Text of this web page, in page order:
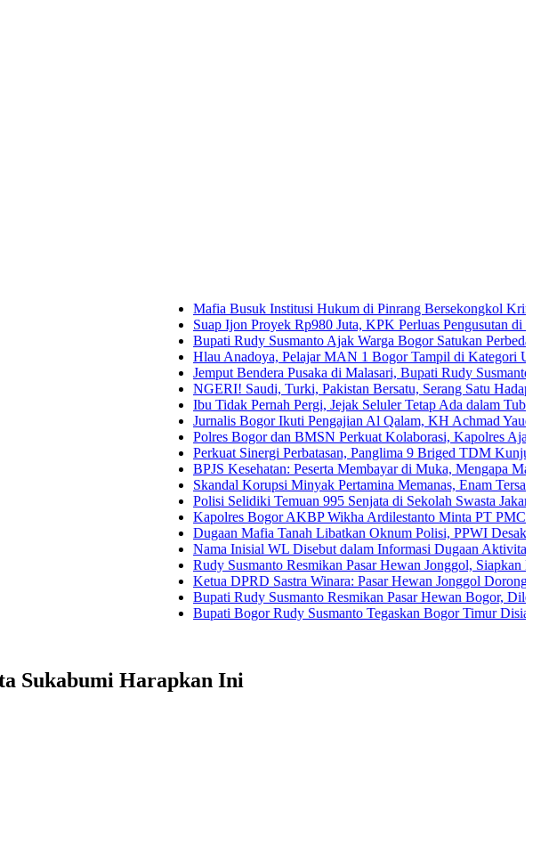
Mafia Busuk Institusi Hukum di Pinrang Bersekongkol Kriminalisasi
Suap Ijon Proyek Rp980 Juta, KPK Perluas Pengusutan di Bengkulu
Bupati Rudy Susmanto Ajak Warga Bogor Satukan Perbedaan
Hlau Anadoya, Pelajar MAN 1 Bogor Tampil di Kategori Umum Piala
Jemput Bendera Pusaka di Malasari, Bupati Rudy Susmanto Ajak
NGERI! Saudi, Turki, Pakistan Bersatu, Serang Satu Hadapi Tiga
Ibu Tidak Pernah Pergi, Jejak Seluler Tetap Ada dalam Tubuh Anak
Jurnalis Bogor Ikuti Pengajian Al Qalam, KH Achmad Yaudin Sogir
Polres Bogor dan BMSN Perkuat Kolaborasi, Kapolres Ajak Media
Perkuat Sinergi Perbatasan, Panglima 9 Briged TDM Kunjungi Pos
BPJS Kesehatan: Peserta Membayar di Muka, Mengapa Masih
Skandal Korupsi Minyak Pertamina Memanas, Enam Tersangka
Polisi Selidiki Temuan 995 Senjata di Sekolah Swasta Jakarta Selatan
Kapolres Bogor AKBP Wikha Ardilestanto Minta PT PMC Tunda
Dugaan Mafia Tanah Libatkan Oknum Polisi, PPWI Desak
Nama Inisial WL Disebut dalam Informasi Dugaan Aktivitas di
Rudy Susmanto Resmikan Pasar Hewan Jonggol, Siapkan Bogor
Ketua DPRD Sastra Winara: Pasar Hewan Jonggol Dorong Ekonomi
Bupati Rudy Susmanto Resmikan Pasar Hewan Bogor, Dilengkapi
Bupati Bogor Rudy Susmanto Tegaskan Bogor Timur Disiapkan Jadi
Sukabumi Harapkan Ini